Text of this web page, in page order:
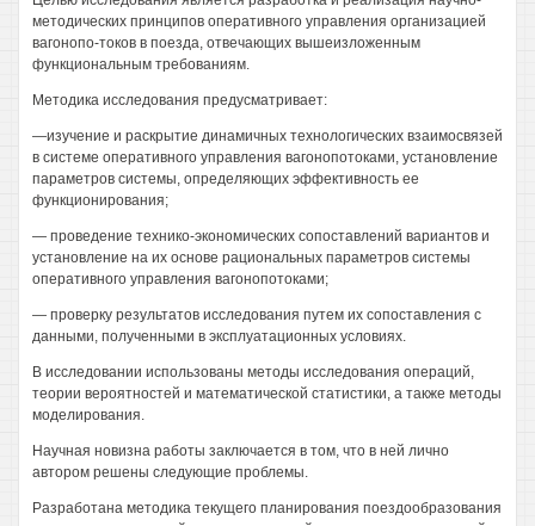
методических принципов оперативного управления организацией
вагонопо-токов в поезда, отвечающих вышеизложенным
функциональным требованиям.
Методика исследования предусматривает:
—изучение и раскрытие динамичных технологических взаимосвязей
в системе оперативного управления вагонопотоками, установление
параметров системы, определяющих эффективность ее
функционирования;
— проведение технико-экономических сопоставлений вариантов и
установление на их основе рациональных параметров системы
оперативного управления вагонопотоками;
— проверку результатов исследования путем их сопоставления с
данными, полученными в эксплуатационных условиях.
В исследовании использованы методы исследования операций,
теории вероятностей и математической статистики, а также методы
моделирования.
Научная новизна работы заключается в том, что в ней лично
автором решены следующие проблемы.
Разработана методика текущего планирования поездообразования